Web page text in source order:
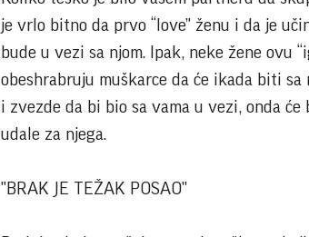
je vrlo bitno da prvo “love” ženu i da je
bude u vezi sa njom. Ipak, neke žene ovu
obeshrabruju muškarce da će ikada biti sa
i zvezde da bi bio sa vama u vezi, onda
udale za njega.
"BRAK JE TEŽAK POSAO"